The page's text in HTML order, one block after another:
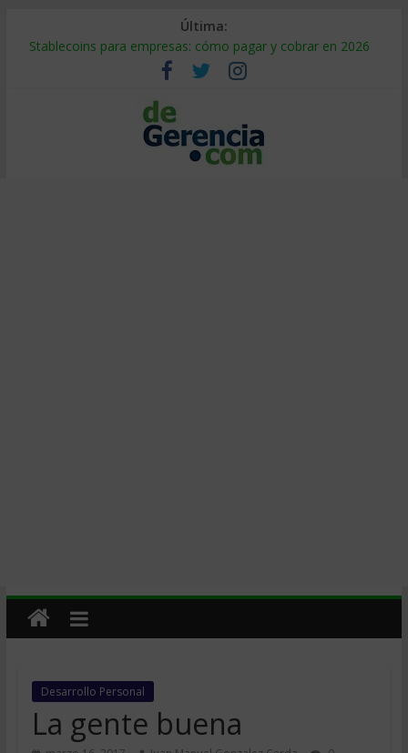
Última:
Stablecoins para empresas: cómo pagar y cobrar en 2026
Despido silencioso: qué es y por qué sale tan caro
IA en selección de personal: cómo auditarla a tiempo
Trabajo forzoso en la cadena de suministro: qué hacer
Mercado hispano de EE. UU.: cómo segmentarlo y venderle
Desarrollo Personal
La gente buena